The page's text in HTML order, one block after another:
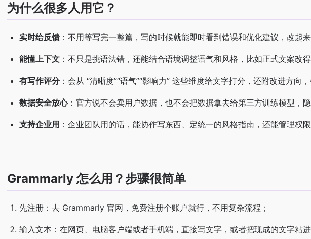
为什么很多人用它？
实时给反馈 ：不用等写完一整篇，写的时候就能即时看到错误和优化建议，改起来
能懂上下文 ：不只是挑语法错，还能结合语境调整语气和风格，比如正式文案改
有写作评分：会从 “清晰度”“语气”“影响力” 这些维度给文字打分，还附改进方向
数据安全放心：官方说不会卖用户数据，也不会把数据拿去给第三方训练模型，隐
支持企业用 ：企业团队用的话，能协作写东西、定统一的风格指南，还能管理权限
Grammarly 怎么用？步骤很简单
先注册：去 Grammarly 官网，免费注册个账户就行，不用复杂流程；
输入文本：在网页、电脑客户端或者手机端，直接写文字，或者把现成的文字粘进